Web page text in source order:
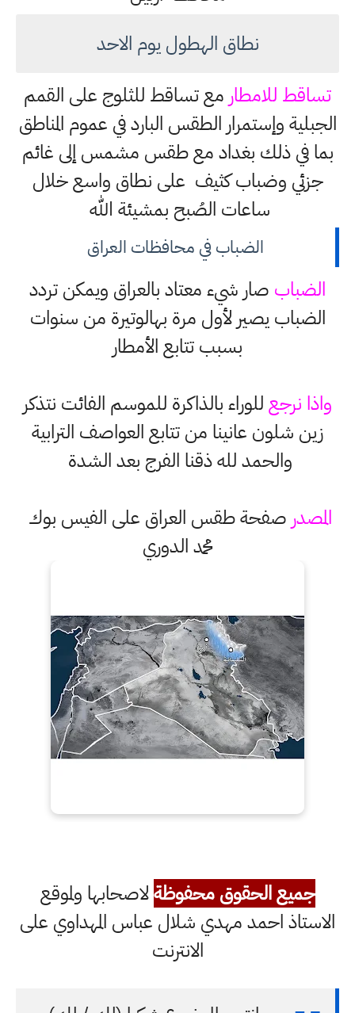
نطاق الهطول يوم الاحد
تساقط للامطار مع تساقط للثلوج على القمم
الجبلية وإستمرار الطقس البارد في عموم المناطق
بما في ذلك بغداد مع طقس مشمس إلى غائم
جزئي وضباب كثيف على نطاق واسع خلال
ساعات الصُبح بمشيئة الله
الضباب في محافظات العراق
الضباب صار شيء معتاد بالعراق ويمكن تردد
الضباب يصير لأول مرة بهالوتيرة من سنوات
بسبب تتابع الأمطار
واذا نرجعللوراء بالذاكرة للموسم الفائت نتذكر
زين شلون عانينا من تتابع العواصف الترابية
والحمد لله ذقنا الفرج بعد الشدة
المصدر صفحة طقس العراق على الفيس بوك
محمد الدوري
جميع الحقوق محفوظةلاصحابها ولموقع
الاستاذ احمد مهدي شلال عباس المهداوي على
الانترنت